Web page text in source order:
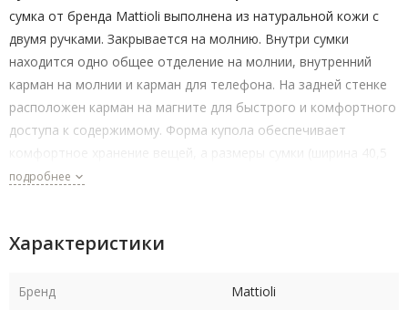
сумка от бренда Mattioli выполнена из натуральной кожи с
двумя ручками. Закрывается на молнию. Внутри сумки
находится одно общее отделение на молнии, внутренний
карман на молнии и карман для телефона. На задней стенке
расположен карман на магните для быстрого и комфортного
доступа к содержимому. Форма купола обеспечивает
комфортное хранение вещей, а размеры сумки (ширина 40,5
см, высота 24 см и глубина 8 см) позволяют вместить все
Минималистичный дизайн сумки делает ее
подробнее
Характеристики
Бренд Mattioli